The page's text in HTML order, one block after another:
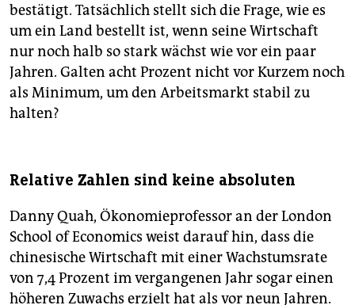
bestätigt. Tatsächlich stellt sich die Frage, wie es
um ein Land bestellt ist, wenn seine Wirtschaft
nur noch halb so stark wächst wie vor ein paar
Jahren. Galten acht Prozent nicht vor Kurzem noch
als Minimum, um den Arbeitsmarkt stabil zu
halten?
Relative Zahlen sind keine absoluten
Danny Quah, Ökonomieprofessor an der London
School of Economics weist darauf hin, dass die
chinesische Wirtschaft mit einer Wachstumsrate
von 7,4 Prozent im vergangenen Jahr sogar einen
höheren Zuwachs erzielt hat als vor neun Jahren.